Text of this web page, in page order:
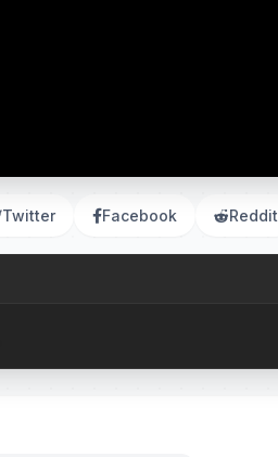
Twitter Facebook Reddit